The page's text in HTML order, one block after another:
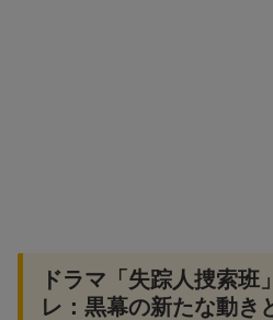
ドラマ「失踪人捜索班
レ：黒幕の新たな動き